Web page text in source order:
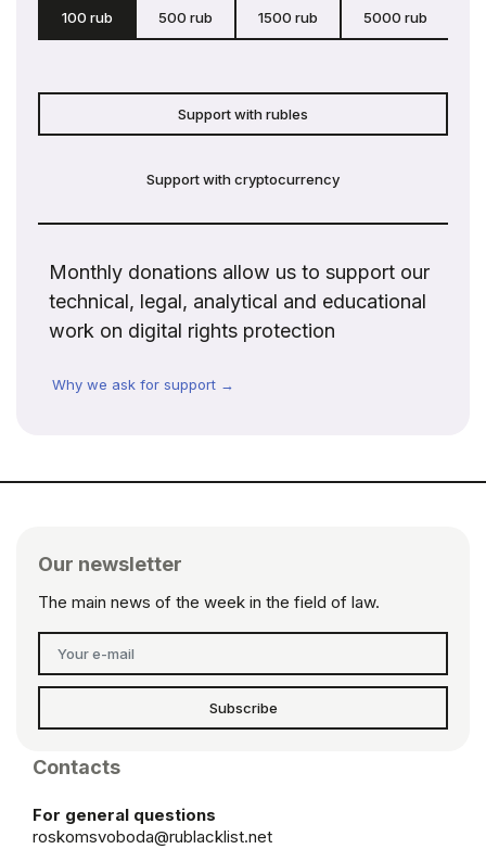
100 rub 500 rub 1500 rub 5000 rub
Support with rubles
Support with cryptocurrency
Monthly donations allow us to support our
technical, legal, analytical and educational
work on digital rights protection
Why we ask for support →
Our newsletter
The main news of the week in the field of law.
Subscribe
Contacts
For general questions
roskomsvoboda@rublacklist.net